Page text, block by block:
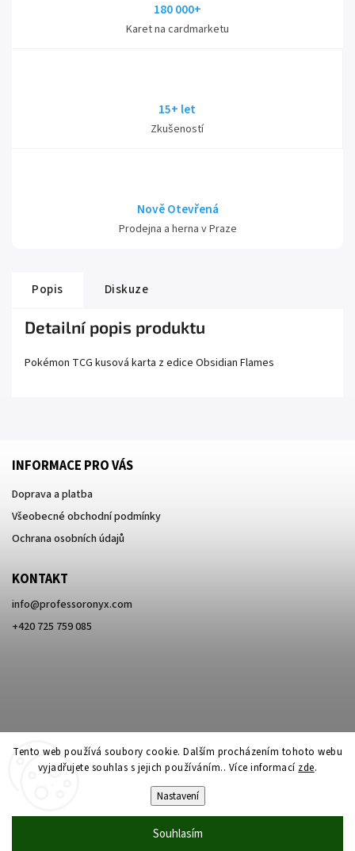
Tento web používá soubory cookie. Dalším procházením tohoto webu
vyjadřujete souhlas s jejich používáním.. Více informací zde.
Nastavení
Souhlasím
180 000+
Karet na cardmarketu
15+ let
Zkušeností
Nově Otevřená
Prodejna a herna v Praze
Popis Diskuze
Detailní popis produktu
Pokémon TCG kusová karta z edice Obsidian Flames
INFORMACE PRO VÁS
Doprava a platba
Všeobecné obchodní podmínky
Ochrana osobních údajů
KONTAKT
info@professoronyx.com
+420 725 759 085
Professor Onyx. Všechna práva vyhrazena.